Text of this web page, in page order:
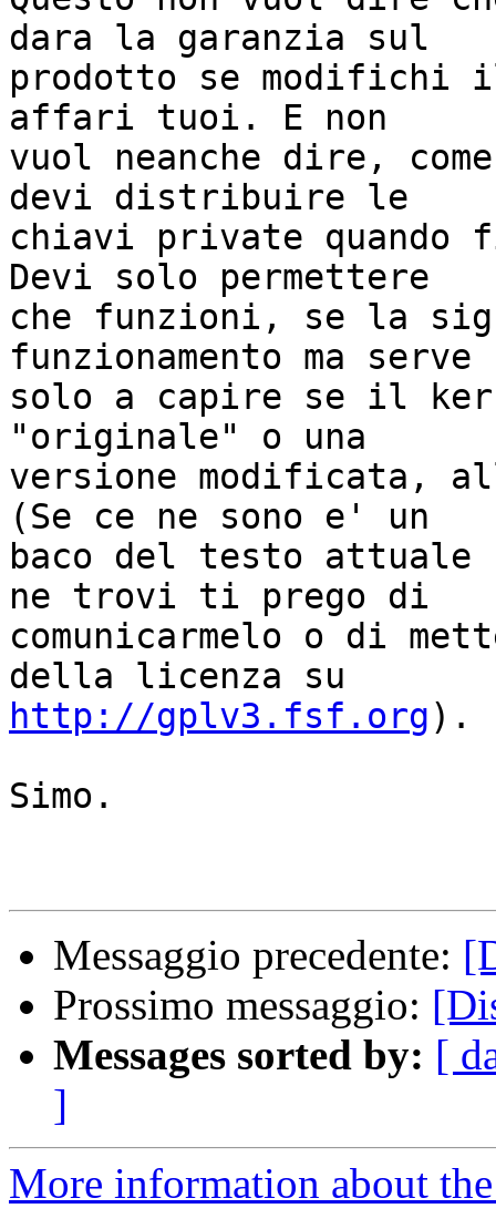
dara la garanzia sul
prodotto se modifichi
affari tuoi. E non
vuol neanche dire,
devi distribuire le
chiavi private quando
Devi solo permettere
che funzioni, se la
funzionamento ma serve
solo a capire se il
"originale" o una
versione modificata,
(Se ce ne sono e' un
baco del testo
ne trovi ti prego di
comunicarmelo o di
http://gplv3.fsf.org).
Simo.
Messaggio precedente:
Prossimo messaggio:
Messages sorted by: [
]
More information about